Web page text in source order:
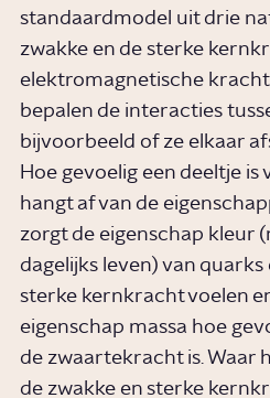
standaardmodel uit drie
zwakke en de sterke
elektromagnetische
bepalen de interacties
bijvoorbeeld of ze elkaar
Hoe gevoelig een deeltje
hangt af van de
zorgt de eigenschap kleur
dagelijks leven) van
sterke kernkracht voelen
eigenschap massa hoe
de zwaartekracht is. Waar
de zwakke en sterke